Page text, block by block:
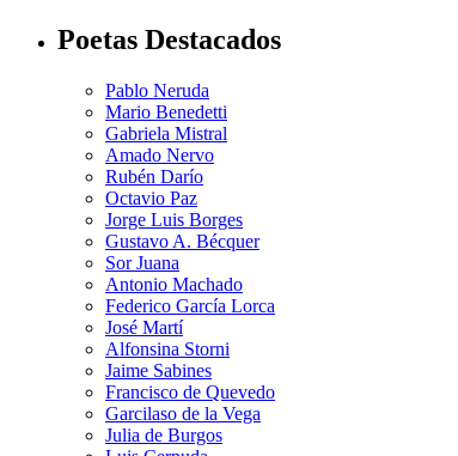
Poetas Destacados
Pablo Neruda
Mario Benedetti
Gabriela Mistral
Amado Nervo
Rubén Darío
Octavio Paz
Jorge Luis Borges
Gustavo A. Bécquer
Sor Juana
Antonio Machado
Federico García Lorca
José Martí
Alfonsina Storni
Jaime Sabines
Francisco de Quevedo
Garcilaso de la Vega
Julia de Burgos